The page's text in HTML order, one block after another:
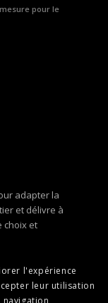
pour le
adapter la
et délivre à
choix et
l'expérience
leur utilisation